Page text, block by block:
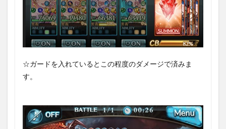
☆ガードを入れているとこの程度のダメージで済みま
す。